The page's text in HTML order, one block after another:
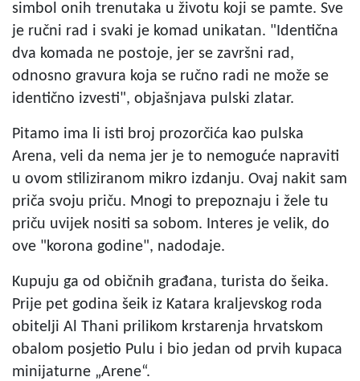
simbol onih trenutaka u životu koji se pamte. Sve
je ručni rad i svaki je komad unikatan. "Identična
dva komada ne postoje, jer se završni rad,
odnosno gravura koja se ručno radi ne može se
identično izvesti", objašnjava pulski zlatar.
Pitamo ima li isti broj prozorčića kao pulska
Arena, veli da nema jer je to nemoguće napraviti
u ovom stiliziranom mikro izdanju. Ovaj nakit sam
priča svoju priču. Mnogi to prepoznaju i žele tu
priču uvijek nositi sa sobom. Interes je velik, do
ove "korona godine", nadodaje.
Kupuju ga od običnih građana, turista do šeika.
Prije pet godina šeik iz Katara kraljevskog roda
obitelji Al Thani prilikom krstarenja hrvatskom
obalom posjetio Pulu i bio jedan od prvih kupaca
minijaturne „Arene“.